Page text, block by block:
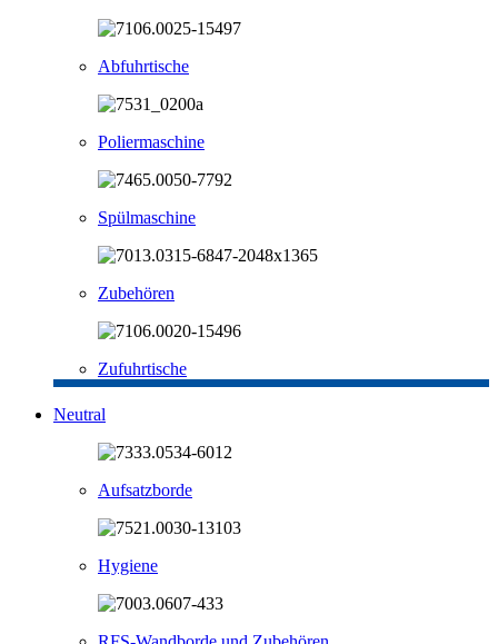
Abfuhrtische
Poliermaschine
Spülmaschine
Zubehören
Zufuhrtische
Neutral
Aufsatzborde
Hygiene